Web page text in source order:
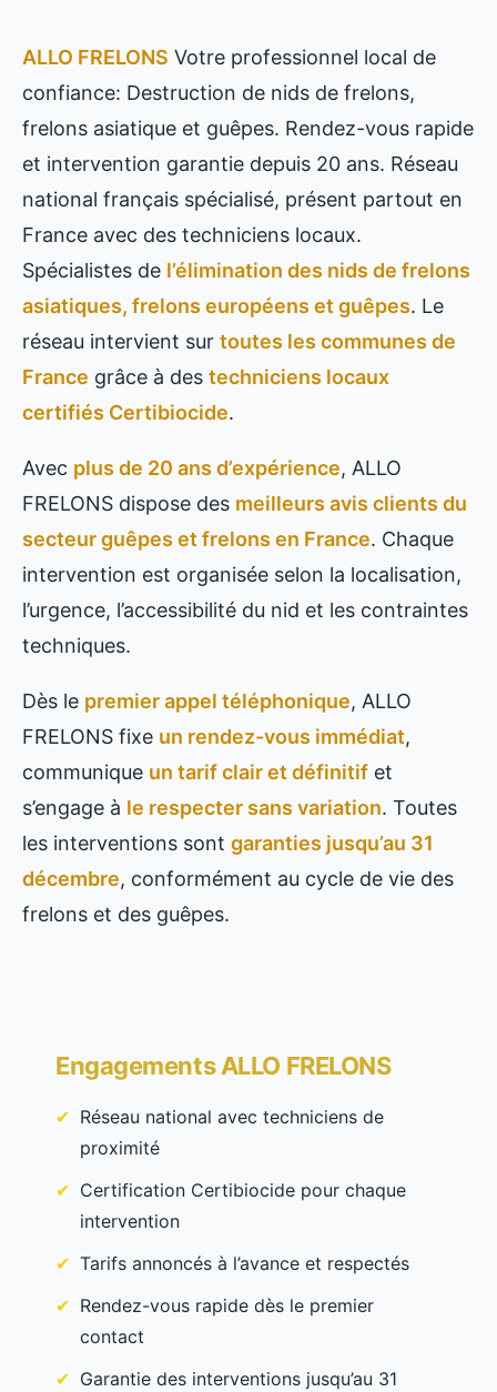
ALLO FRELONS Votre professionnel local de
confiance: Destruction de nids de frelons,
frelons asiatique et guêpes. Rendez-vous rapide
et intervention garantie depuis 20 ans. Réseau
national français spécialisé, présent partout en
France avec des techniciens locaux.
Spécialistes de l’élimination des nids de frelons
asiatiques, frelons européens et guêpes. Le
réseau intervient sur toutes les communes de
France grâce à des techniciens locaux
certifiés Certibiocide.
Avec plus de 20 ans d’expérience, ALLO
FRELONS dispose des meilleurs avis clients du
secteur guêpes et frelons en France. Chaque
intervention est organisée selon la localisation,
l’urgence, l’accessibilité du nid et les contraintes
techniques.
Dès le premier appel téléphonique, ALLO
FRELONS fixe un rendez-vous immédiat,
communique un tarif clair et définitif et
s’engage à le respecter sans variation. Toutes
les interventions sont garanties jusqu’au 31
décembre, conformément au cycle de vie des
frelons et des guêpes.
Engagements ALLO FRELONS
Réseau national avec techniciens de
proximité
Certification Certibiocide pour chaque
intervention
Tarifs annoncés à l’avance et respectés
Rendez-vous rapide dès le premier
contact
Garantie des interventions jusqu’au 31